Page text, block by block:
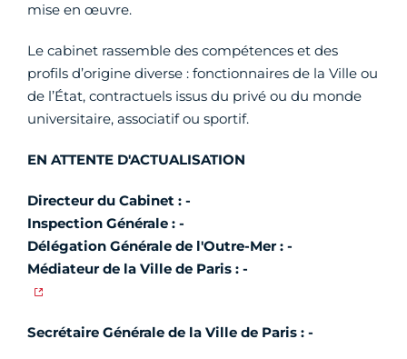
mise en œuvre.
Le cabinet rassemble des compétences et des
profils d’origine diverse : fonctionnaires de la Ville ou
de l’État, contractuels issus du privé ou du monde
universitaire, associatif ou sportif.
EN ATTENTE D'ACTUALISATION
Directeur du Cabinet : -
Inspection Générale : -
Délégation Générale de l'Outre-Mer : -
Médiateur de la Ville de Paris : -
Secrétaire Générale de la Ville de Paris : -